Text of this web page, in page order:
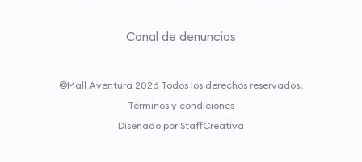
Canal de denuncias
©Mall Aventura 2026 Todos los derechos reservados.
Términos y condiciones
Diseñado por StaffCreativa